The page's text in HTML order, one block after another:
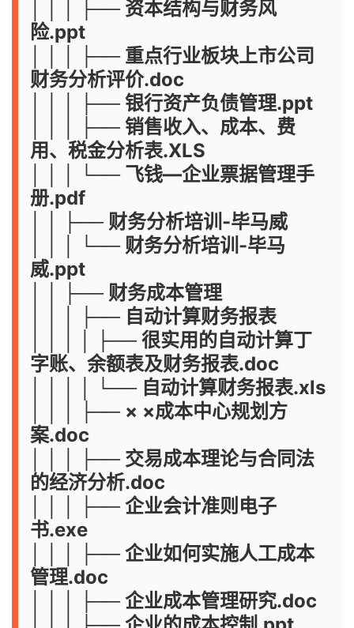
│ │ │ ├── 资本结构与财务风
险.ppt
│ │ │ ├── 重点行业板块上市公司
财务分析评价.doc
│ │ │ ├── 银行资产负债管理.ppt
│ │ │ ├── 销售收入、成本、费
用、税金分析表.XLS
│ │ │ └── 飞钱—企业票据管理手
册.pdf
│ │ ├── 财务分析培训-毕马威
│ │ │ └── 财务分析培训-毕马
威.ppt
│ │ ├── 财务成本管理
│ │ │ ├── 自动计算财务报表
│ │ │ │ ├── 很实用的自动计算丁
字账、余额表及财务报表.doc
│ │ │ │ └── 自动计算财务报表.xls
│ │ │ ├── × ×成本中心规划方
案.doc
│ │ │ ├── 交易成本理论与合同法
的经济分析.doc
│ │ │ ├── 企业会计准则电子
书.exe
│ │ │ ├── 企业如何实施人工成本
管理.doc
│ │ │ ├── 企业成本管理研究.doc